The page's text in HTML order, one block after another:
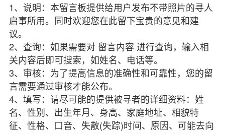
1、说明：本留言板提供给用户发布不带照片的寻人
启事所用。同时欢迎您在此留下宝贵的意见和建
议。
2、查询：如果需要对 留言内容 进行查询，输入相
关内容后即可搜索，如姓名、电话等。
3、审核：为了提高信息的准确性和可靠性，您的留
言需要通过审核才能公布。
4、填写：请尽可能的提供被寻者的详细资料：姓
名、性别、出生年月、身高、家庭地址、相貌特
征、性格、口音、失散(失踪)时间、原因、可能去向